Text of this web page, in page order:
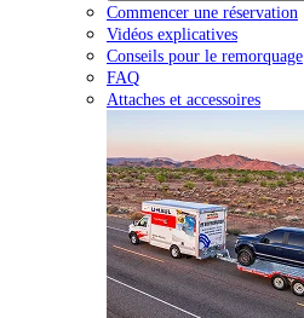
Commencer une réservation
Vidéos explicatives
Conseils pour le remorquage
FAQ
Attaches et accessoires